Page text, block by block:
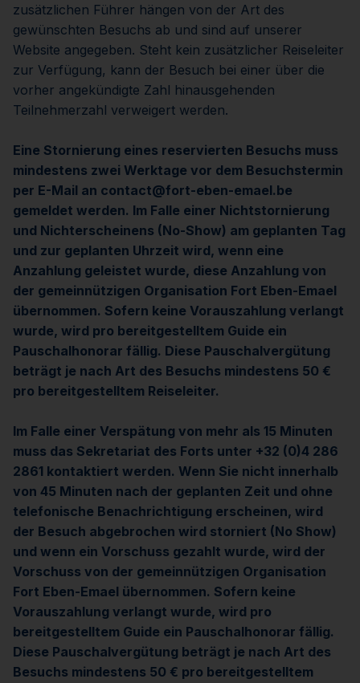
zusätzlichen Führer hängen von der Art des
gewünschten Besuchs ab und sind auf unserer
Website angegeben. Steht kein zusätzlicher Reiseleiter
zur Verfügung, kann der Besuch bei einer über die
vorher angekündigte Zahl hinausgehenden
Teilnehmerzahl verweigert werden.
Eine Stornierung eines reservierten Besuchs muss
mindestens zwei Werktage vor dem Besuchstermin
per E-Mail an contact@fort-eben-emael.be
gemeldet werden. Im Falle einer Nichtstornierung
und Nichterscheinens (No-Show) am geplanten Tag
und zur geplanten Uhrzeit wird, wenn eine
Anzahlung geleistet wurde, diese Anzahlung von
der gemeinnützigen Organisation Fort Eben-Emael
übernommen. Sofern keine Vorauszahlung verlangt
wurde, wird pro bereitgestelltem Guide ein
Pauschalhonorar fällig. Diese Pauschalvergütung
beträgt je nach Art des Besuchs mindestens 50 €
pro bereitgestelltem Reiseleiter.
Im Falle einer Verspätung von mehr als 15 Minuten
muss das Sekretariat des Forts unter +32 (0)4 286
2861 kontaktiert werden. Wenn Sie nicht innerhalb
von 45 Minuten nach der geplanten Zeit und ohne
telefonische Benachrichtigung erscheinen, wird
der Besuch abgebrochen wird storniert (No Show)
und wenn ein Vorschuss gezahlt wurde, wird der
Vorschuss von der gemeinnützigen Organisation
Fort Eben-Emael übernommen. Sofern keine
Vorauszahlung verlangt wurde, wird pro
bereitgestelltem Guide ein Pauschalhonorar fällig.
Diese Pauschalvergütung beträgt je nach Art des
Besuchs mindestens 50 € pro bereitgestelltem